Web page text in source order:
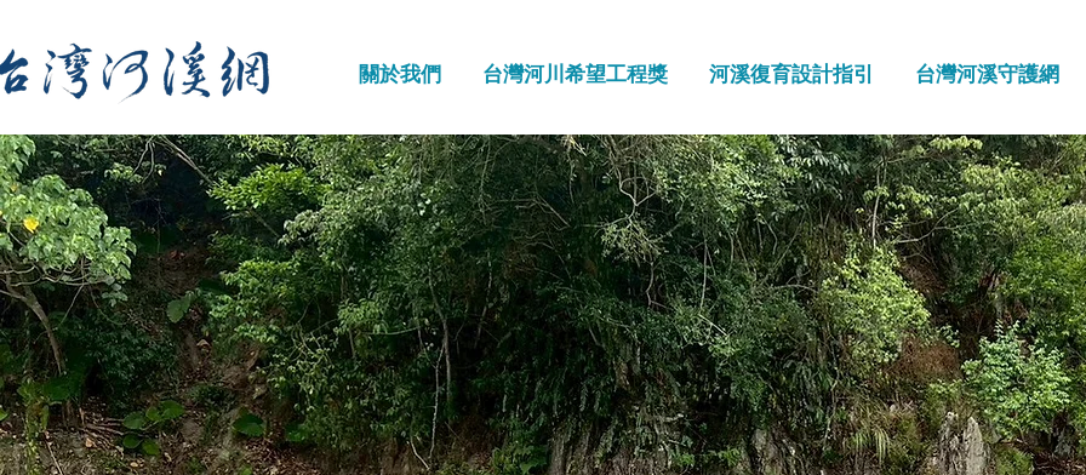
關於我們 台灣河川希望工程獎 河溪復育設計指引 台灣河溪守護網